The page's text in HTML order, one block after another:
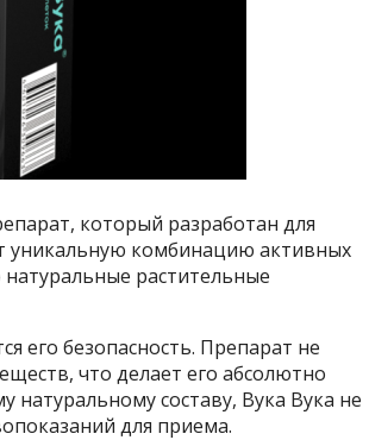
который разработан для
уникальную комбинацию активных
растительные
его безопасность. Препарат не
что делает его абсолютно
натуральному составу, Вука Вука не
для приема.